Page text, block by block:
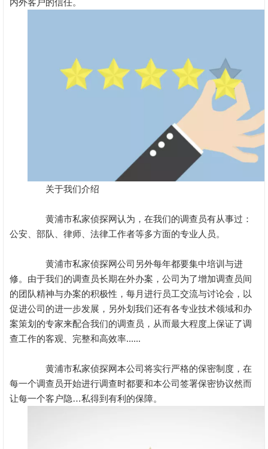
内外客户的信任。
关于我们介绍
黄浦市私家侦探网认为，在我们的调查员有从事过：
公安、部队、律师、法律工作者等多方面的专业人员。
黄浦市私家侦探网公司另外每年都要集中培训与进
修。由于我们的调查员长期在外办案，公司为了增加调查员间
的团队精神与办案的积极性，每月进行员工交流与讨论会，以
促进公司的进一步发展，另外划我们还有各专业技术领域和办
案策划的专家来配合我们的调查员，从而最大程度上保证了调
查工作的客观、完整和高效率......
黄浦市私家侦探网本公司将实行严格的保密制度，在
每一个调查员开始进行调查时都要和本公司签署保密协议然而
让每一个客户隐…私得到有利的保障。